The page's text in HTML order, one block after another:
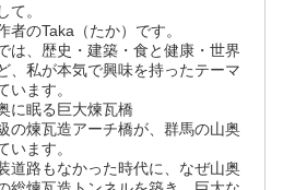
て。
者のTaka（たか）です。
は、歴史・建築・食と健康・世界
、私が本気で興味を持ったテーマ
います。
に眠る巨大煉瓦橋
の煉瓦造アーチ橋が、群馬の山奥
います。
道路もなかった時代に、なぜ山奥